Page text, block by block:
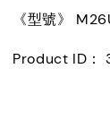
《型號》
Product ID：